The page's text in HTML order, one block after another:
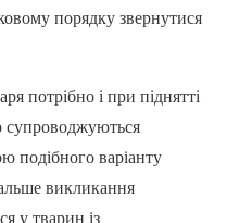
порядку звернутися
потрібно і при піднятті
супроводжуються
варіанту
викликання
у тварин із